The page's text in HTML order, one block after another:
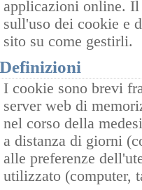
applicazioni online. Il
sull'uso dei cookie e
sito su come gestirli.
Definizioni
I cookie sono brevi
server web di
nel corso della
a distanza di giorni
alle preferenze
utilizzato (computer,